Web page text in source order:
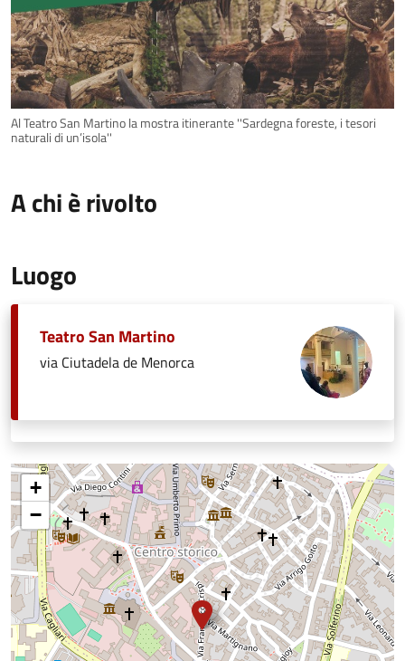
Al Teatro San Martino la mostra itinerante ''Sardegna foreste, i tesori
naturali di un’isola''
A chi è rivolto
Luogo
Teatro San Martino
via Ciutadela de Menorca
+
−